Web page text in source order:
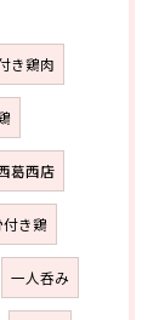
き鶏肉
葛西店
付き鶏
一人呑み